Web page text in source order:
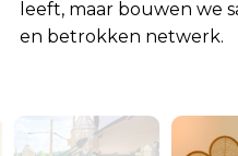
leeft, maar bouwen we
en betrokken netwerk.